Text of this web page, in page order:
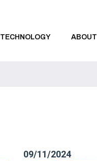
TECHNOLOGY ABOUT
09/11/2024